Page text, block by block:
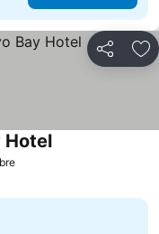
Compartir
Hotel